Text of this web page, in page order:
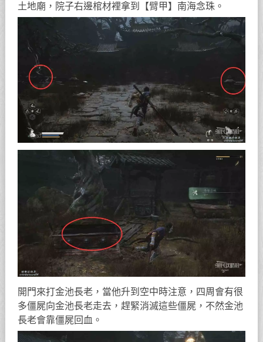
土地廟，院子右邊棺材裡拿到【臂甲】南海念珠。
開門來打金池長老，當他升到空中時注意，四周會有很
多僵屍向金池長老走去，趕緊消滅這些僵屍，不然金池
長老會靠僵屍回血。